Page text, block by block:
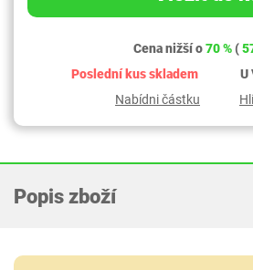
Cena nižší o70 %(
Poslední kus skladem
U
Nabídni částku
Popis zboží